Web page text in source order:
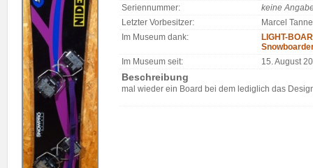
Seriennummer:
keine
Letzter Vorbesitzer:
Marcel
Im Museum dank:
LIGHT-
Im Museum seit:
15. August
Beschreibung
mal wieder ein Board bei dem lediglich das